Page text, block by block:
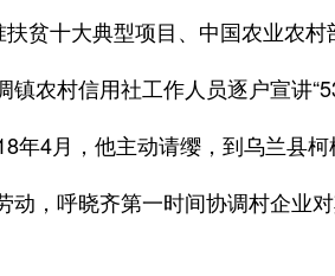
贫十大典型项目、中国农业农
农村信用社工作人员逐户宣讲
4月，他主动请缨，到乌兰县柯
，呼晓齐第一时间协调村企业